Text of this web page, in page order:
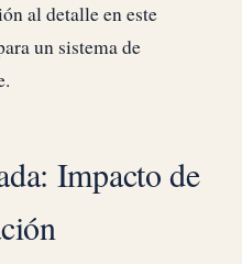
al detalle en este
un sistema de
Impacto de